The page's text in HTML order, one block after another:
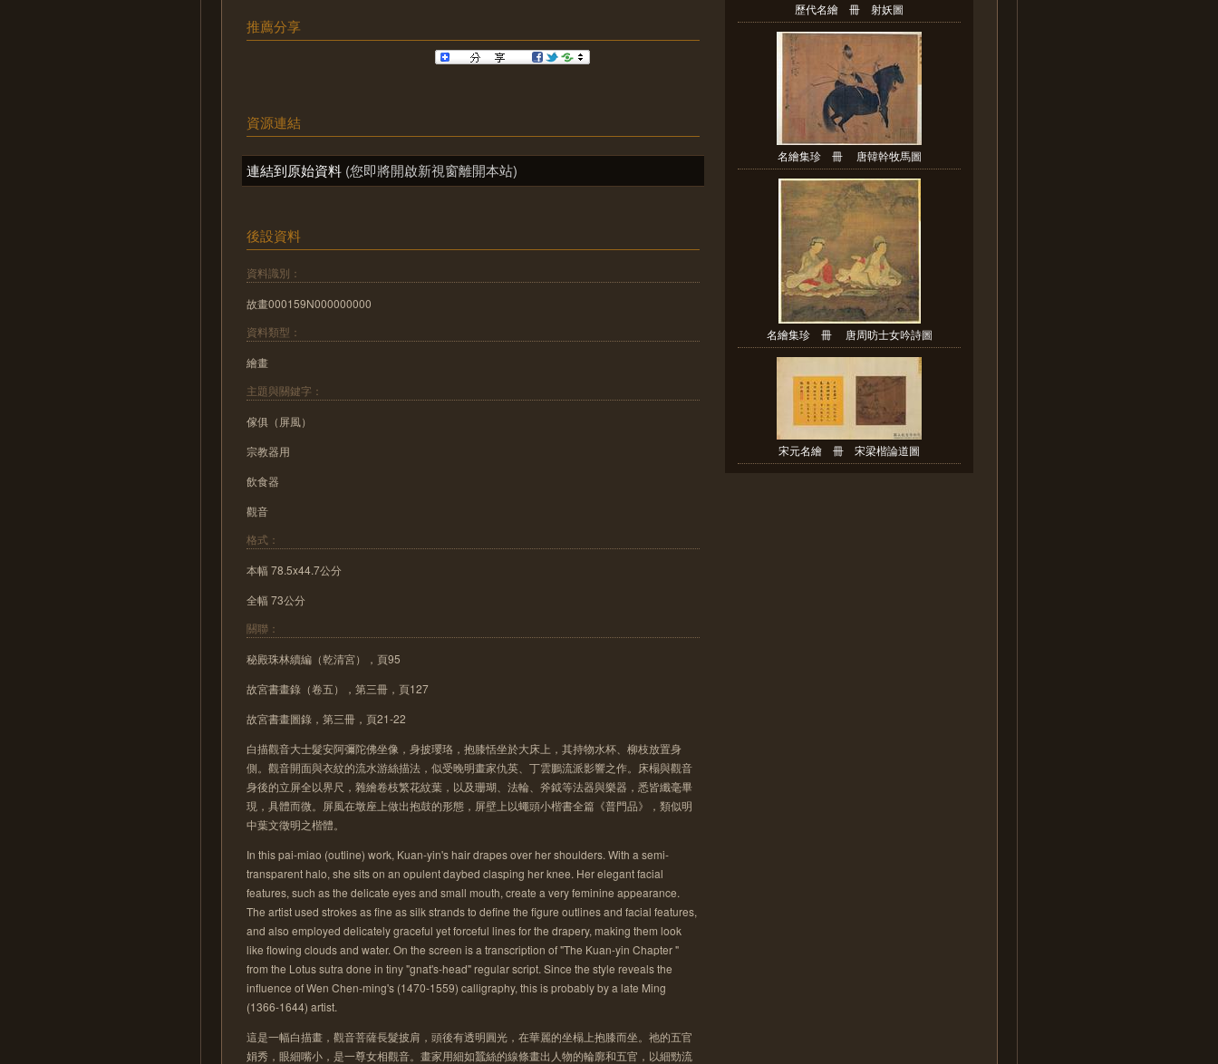
推薦分享
資源連結
連結到原始資料 (您即將開啟新視窗離開本站)
後設資料
資料識別：
故畫000159N000000000
資料類型：
繪畫
主題與關鍵字：
傢俱（屏風）
宗教器用
飲食器
觀音
格式：
本幅 78.5x44.7公分
全幅 73公分
關聯：
秘殿珠林續編（乾清宮），頁95
故宮書畫錄（卷五），第三冊，頁127
故宮書畫圖錄，第三冊，頁21-22
白描觀音大士髮安阿彌陀佛坐像，身披瓔珞，抱膝恬坐於大床上，其持物水杯、柳枝放置身
側。觀音開面與衣紋的流水游絲描法，似受晚明畫家仇英、丁雲鵬流派影響之作。床榻與觀音
身後的立屏全以界尺，雜繪卷枝繁花紋葉，以及珊瑚、法輪、斧鉞等法器與樂器，悉皆纖毫畢
現，具體而微。屏風在墩座上做出抱鼓的形態，屏壁上以蠅頭小楷書全篇《普門品》，類似明
中葉文徵明之楷體。
In this pai-miao (outline) work, Kuan-yin's hair drapes over her shoulders. With a semi-
transparent halo, she sits on an opulent daybed clasping her knee. Her elegant facial
features, such as the delicate eyes and small mouth, create a very feminine appearance.
The artist used strokes as fine as silk strands to define the figure outlines and facial features,
and also employed delicately graceful yet forceful lines for the drapery, making them look
like flowing clouds and water. On the screen is a transcription of "The Kuan-yin Chapter "
from the Lotus sutra done in tiny "gnat's-head" regular script. Since the style reveals the
influence of Wen Chen-ming's (1470-1559) calligraphy, this is probably by a late Ming
(1366-1644) artist.
這是一幅白描畫，觀音菩薩長髮披肩，頭後有透明圓光，在華麗的坐榻上抱膝而坐。祂的五官
娟秀，眼細嘴小，是一尊女相觀音。畫家用細如蠶絲的線條畫出人物的輪廓和五官，以細勁流
歷代名繪 冊 射妖圖
名繪集珍 冊 唐韓幹牧馬圖
名繪集珍 冊 唐周昉士女吟詩圖
宋元名繪 冊 宋梁楷論道圖